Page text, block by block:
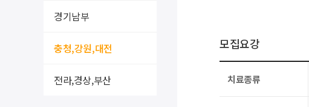
경기남부
충청,강원,대전
전라,경상,부산
모집요강
치료종류